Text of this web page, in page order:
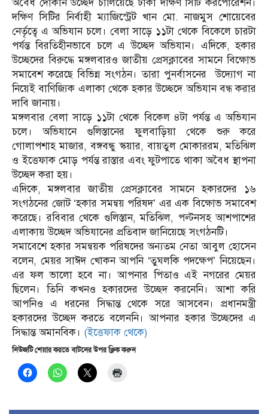
অবৈধ দোকান উচ্ছেদ চালিয়েছে ঢাকা দক্ষিণ সিটি করপোরেশন।
দক্ষিণ সিটির নির্বাহী ম্যাজিস্ট্রেট খান মো. নাজমুস শোয়েবের
নের্তৃত্বে এ অভিযান চলে। বেলা সাড়ে ১১টা থেকে বিকেলে চারটা
পর্যন্ত বিরতিহীনভাবে চলে এ উচ্ছেদ অভিযান। এদিকে, হকার
উচ্ছেদের বিরুদ্ধে মঙ্গলবারও জাতীয় প্রেসক্লাবের সামনে বিক্ষোভ
সমাবেশ করেছে বিভিন্ন সংগঠন। তারা পুনর্বাসনের উদ্যোগ না
নিয়েই বাণিজ্যিক এলাকা থেকে হকার উচ্ছেদে অভিযান বন্ধ করার
দাবি জানায়।
মঙ্গলবার বেলা সাড়ে ১১টা থেকে বিকেল ৪টা পর্যন্ত এ অভিযান
চলে। অভিযানে গুলিস্তানের ফুলবাড়িয়া থেকে শুরু করে
গোলাপশাহ মাজার, বঙ্গবন্ধু স্কয়ার, বায়তুল মোকাররম, মতিঝিল
ও ইত্তেফাক মোড় পর্যন্ত রাস্তার এবং ফুটপাতে থাকা অবৈধ স্থাপনা
উচ্ছেদ করা হয়।
এদিকে, মঙ্গলবার জাতীয় প্রেসক্লাবের সামনে হকারদের ১৬
সংগঠনের জোট ‘হকার সমন্বয় পরিষদ’ এর এক বিক্ষোভ সমাবেশ
করেছে। রবিবার থেকে গুলিস্তান, মতিঝিল, পল্টনসহ আশপাশের
এলাকায় উচ্ছেদ অভিযানের প্রতিবাদ জানিয়েছে সংগঠনটি।
সমাবেশে হকার সমন্বয়ক পরিষদের অন্যতম নেতা আবুল হোসেন
বলেন, মেয়র সাঈদ খোকন আপনি ‘তুঘলকি পদক্ষেপ’ নিয়েছেন।
এর ফল ভালো হবে না। আপনার পিতাও এই নগরের মেয়র
ছিলেন। তিনি কখনও হকারদের উচ্ছেদ করনেনি। আশা করি
আপনিও এ ধরনের সিদ্ধান্ত থেকে সরে আসবেন। প্রধানমন্ত্রী
হকারদের উচ্ছেদ করতে বলেননি। আপনার হকার উচ্ছেদের এ
সিদ্ধান্ত অমানবিক। (ইত্তেফাক থেকে)
নিউজটি শেয়ার করতে বাটনের উপর ক্লিক করুন